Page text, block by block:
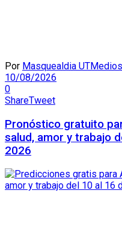
Por Masquealdia UTMedios
10/08/2026
0
ShareTweet
Pronóstico gratuito
salud, amor y trabajo
2026